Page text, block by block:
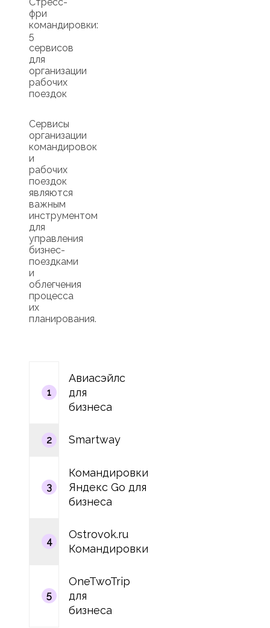
фри
командировки:
5
сервисов
для
организации
рабочих
поездок
Сервисы
организации
командировок
и
рабочих
поездок
являются
важным
инструментом
для
управления
бизнес-
поездками
и
облегчения
процесса
их
планирования.
1
Авиасэйлс
для
бизнеса
2 Smartway
3
Командировки
Яндекс Go для
бизнеса
4
Ostrovok.ru
Командировки
5
OneTwoTrip
для
бизнеса